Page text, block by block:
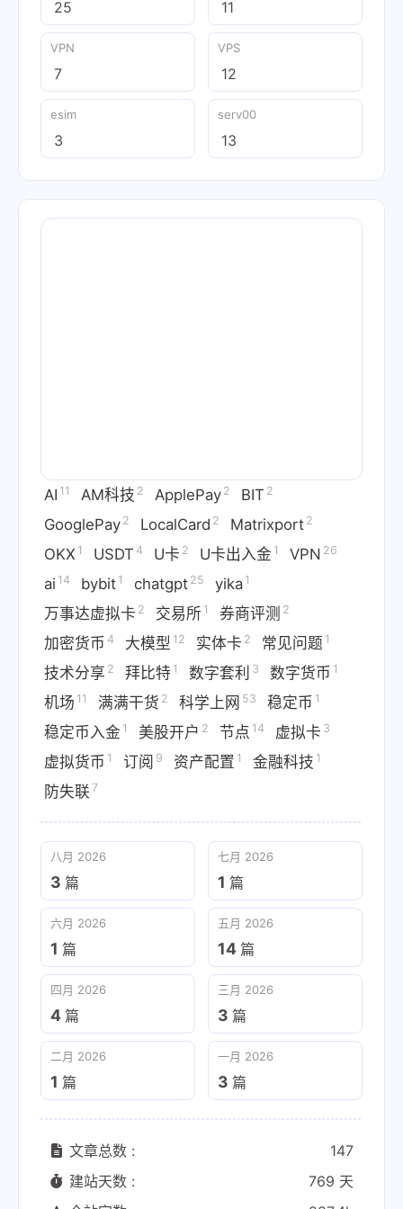
25 11
VPN
7
VPS
12
esim
3
serv00
13
AI 11 AM科技 2 ApplePay 2 BIT 2
GooglePay 2 LocalCard 2 Matrixport 2
OKX 1 USDT 4 U卡 2 U卡出入金 1 VPN 26
ai 14 bybit 1 chatgpt 25 yika 1
万事达虚拟卡 2 交易所 1 券商评测 2
加密货币 4 大模型 12 实体卡 2 常见问题 1
技术分享 2 拜比特 1 数字套利 3 数字货币 1
机场 11 满满干货 2 科学上网 53 稳定币 1
稳定币入金 1 美股开户 2 节点 14 虚拟卡 3
虚拟货币 1 订阅 9 资产配置 1 金融科技 1
防失联 7
八月 2026
3 篇
七月 2026
1 篇
六月 2026
1 篇
五月 2026
14 篇
四月 2026
4 篇
三月 2026
3 篇
二月 2026
1 篇
一月 2026
3 篇
文章总数 :
147
建站天数 :
769 天